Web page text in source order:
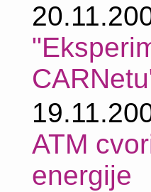
ATM
energije